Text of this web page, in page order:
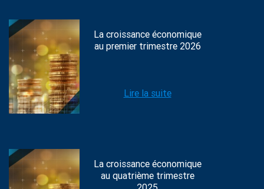
La croissance économique
au premier trimestre 2026
Lire la suite
La croissance économique
au quatrième trimestre